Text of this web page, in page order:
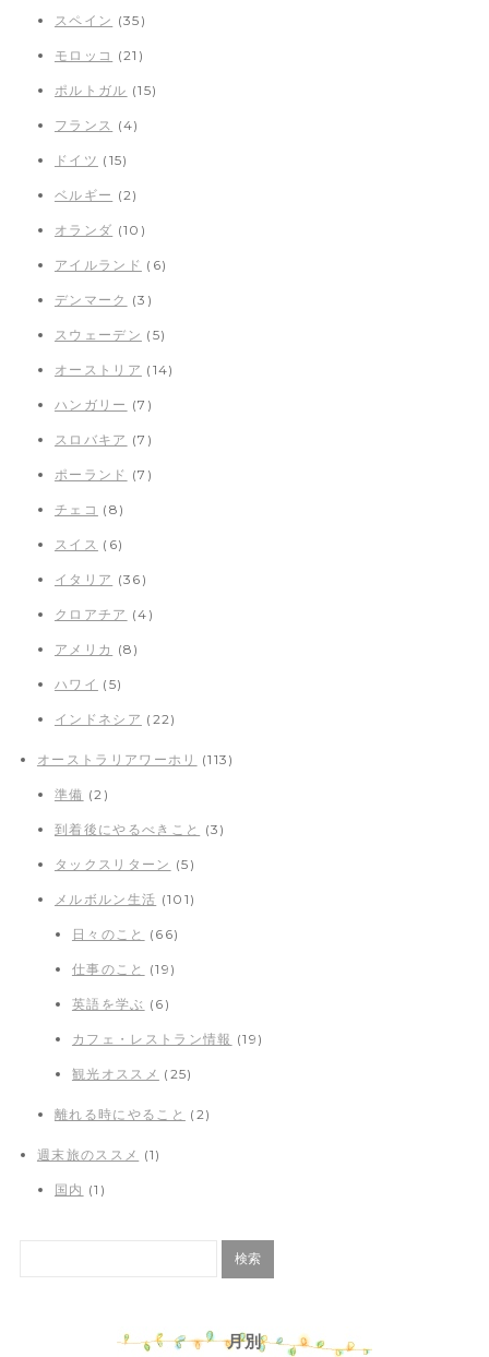
スペイン (35)
モロッコ (21)
ポルトガル (15)
フランス (4)
ドイツ (15)
ベルギー (2)
オランダ (10)
アイルランド (6)
デンマーク (3)
スウェーデン (5)
オーストリア (14)
ハンガリー (7)
スロバキア (7)
ポーランド (7)
チェコ (8)
スイス (6)
イタリア (36)
クロアチア (4)
アメリカ (8)
ハワイ (5)
インドネシア (22)
オーストラリアワーホリ (113)
準備 (2)
到着後にやるべきこと (3)
タックスリターン (5)
メルボルン生活 (101)
日々のこと (66)
仕事のこと (19)
英語を学ぶ (6)
カフェ・レストラン情報 (19)
観光オススメ (25)
離れる時にやること (2)
週末旅のススメ (1)
国内 (1)
月別